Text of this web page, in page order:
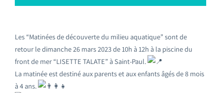
Les “Matinées de découverte du milieu aquatique” sont de
retour le dimanche 26 mars 2023 de 10h à 12h à la piscine du
front de mer “LISETTE TALATE” à Saint-Paul.
La matinée est destiné aux parents et aux enfants âgés de 8 mois
à 4 ans.